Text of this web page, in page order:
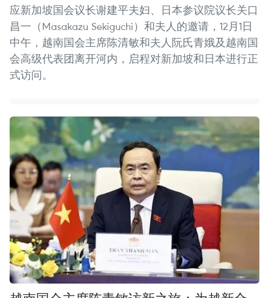
应新加坡国会议长谢建平夫妇、日本参议院议长关口
昌一（Masakazu Sekiguchi）和夫人的邀请，12月1日
中午，越南国会主席陈清敏和夫人阮氏青娥及越南国
会高级代表团离开河内，启程对新加坡和日本进行正
式访问。